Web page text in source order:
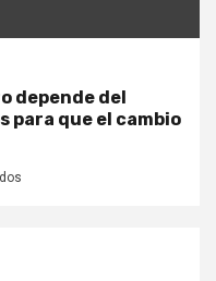
depende del
para que el cambio